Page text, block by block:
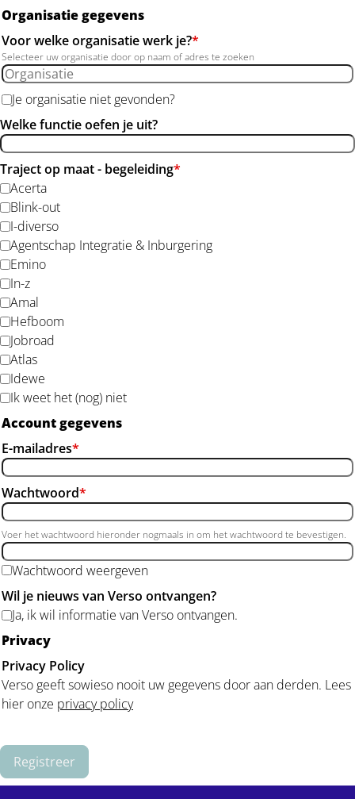
Organisatie gegevens
Voor welke organisatie werk je?*
Selecteer uw organisatie door op naam of adres te zoeken
Je organisatie niet gevonden?
Welke functie oefen je uit?
Traject op maat - begeleiding*
Acerta
Blink-out
I-diverso
Agentschap Integratie & Inburgering
Emino
In-z
Amal
Hefboom
Jobroad
Atlas
Idewe
Ik weet het (nog) niet
Account gegevens
E-mailadres*
Wachtwoord*
Voer het wachtwoord hieronder nogmaals in om het wachtwoord te bevestigen.
Wachtwoord weergeven
Wil je nieuws van Verso ontvangen?
Ja, ik wil informatie van Verso ontvangen.
Privacy
Privacy Policy
Verso geeft sowieso nooit uw gegevens door aan derden. Lees
hier onze privacy policy
Registreer